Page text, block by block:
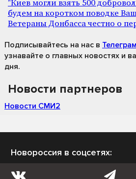
"Киев могли взять 500
будем на коротком поводке
Ветераны Донбасса честно о
Подписывайтесь на нас в
узнавайте о главных новостях и
дня.
Новости партнеров
Новости СМИ2
Новороссия в соцсетях: